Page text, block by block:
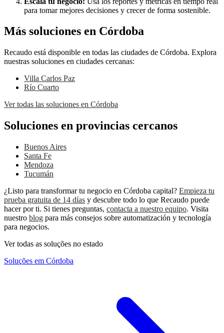
para tomar mejores decisiones y crecer de forma sostenible.
Más soluciones en Córdoba
Recaudo está disponible en todas las ciudades de Córdoba. Explora
nuestras soluciones en ciudades cercanas:
Villa Carlos Paz
Río Cuarto
Ver todas las soluciones en Córdoba
Soluciones en provincias cercanos
Buenos Aires
Santa Fe
Mendoza
Tucumán
¿Listo para transformar tu negocio en Córdoba capital? Empieza tu
prueba gratuita de 14 días y descubre todo lo que Recaudo puede
hacer por ti. Si tienes preguntas, contacta a nuestro equipo. Visita
nuestro blog para más consejos sobre automatización y tecnología
para negocios.
Ver todas as soluções no estado
Soluções em Córdoba